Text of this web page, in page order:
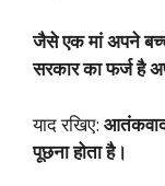
जैसे एक मां अपने बच्चे
सरकार का फर्ज है
याद रखिए:
पूछना होता है।